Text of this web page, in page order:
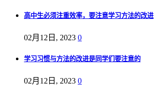
高中生必须注重效率，要注意学习方法的改进
02月12日, 2023 0
学习习惯与方法的改进是同学们要注意的
02月12日, 2023 0